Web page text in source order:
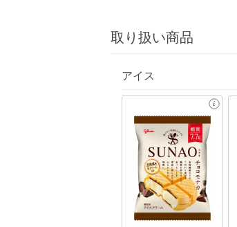
取り扱い商品
アイス